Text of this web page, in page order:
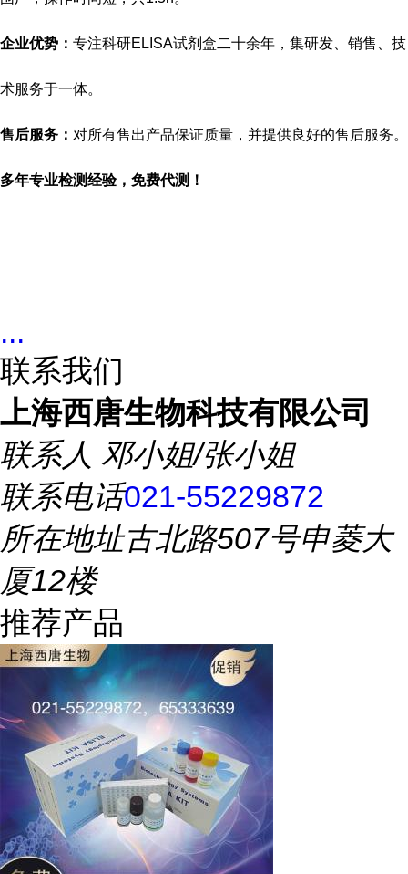
企业优势： 专注科研ELISA试剂盒二十余年，集研发、销售、技
术服务于一体。
售后服务： 对所有售出产品保证质量，并提供良好的售后服务。
多年专业检测经验，免费代测！
...
联系我们
上海西唐生物科技有限公司
联系人 邓小姐/张小姐
联系电话021-55229872
所在地址古北路507号申菱大
厦12楼
推荐产品